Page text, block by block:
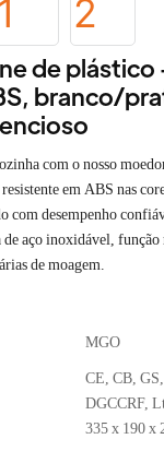
de plástico
branco/
com o nosso
em ABS nas
com desempenho
aço inoxidável, função
de moagem.
MGO
CE, CB,
DGCCRF,
335 x 190 x